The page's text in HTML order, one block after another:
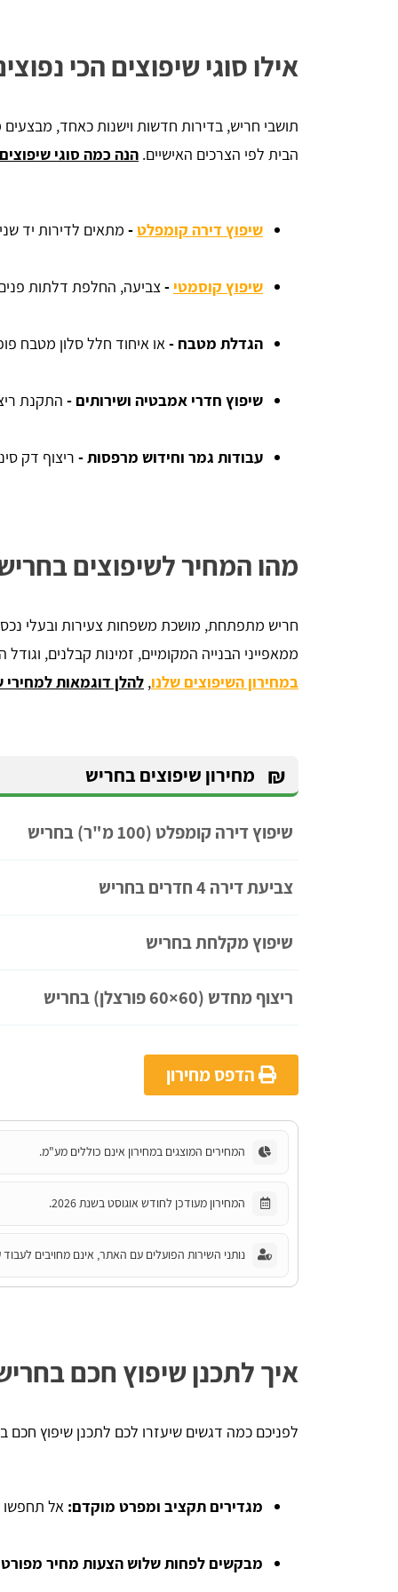
אילו סוגי שיפוצים הכי
תושבי חריש, בדירות חדשות וישנות כאחד, מבצעים
הבית לפי הצרכים האישיים. הנה כמה סוגי
שיפוץ דירה קומפלט- מתאים לדירות יד
שיפוץ קוסמטי -צביעה, החלפת דלתות
הגדלת מטבח - או איחוד חלל סלון מטבח
שיפוץ חדרי אמבטיה ושירותים - התקנת
עבודות גמר וחידוש מרפסות - ריצוף דק
מהו המחיר לשיפוצים
חריש מתפתחת, מושכת משפחות צעירות ובעלי
ממאפייני הבנייה המקומיים, זמינות קבלנים,
במחירון השיפוצים שלנו, להלן דוגמאות למחירי
₪ מחירון שיפוצים בחריש
שיפוץ דירה קומפלט (100 מ"ר) בחריש
צביעת דירה 4 חדרים בחריש
שיפוץ מקלחת בחריש
ריצוף מחדש (60×60 פורצלן) בחריש
הדפס מחירון
המחירים המוצגים במחירון אינם כוללים מע"מ.
המחירון מעודכן לחודש אוגוסט בשנת 2026.
נותני השירות הפועלים עם האתר, אינם מחויבים לעבוד
איך לתכנן שיפוץ חכם
לפניכם כמה דגשים שיעזרו לכם לתכנן שיפוץ חכם
מגדירים תקציב ומפרט מוקדם: אל תחפשו
מבקשים לפחות שלוש הצעות מחיר